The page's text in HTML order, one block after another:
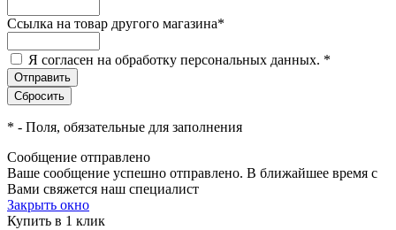
Ссылка на товар другого магазина*
Я согласен на обработку персональных данных. *
* - Поля, обязательные для заполнения
Сообщение отправлено
Ваше сообщение успешно отправлено. В ближайшее время с
Вами свяжется наш специалист
Закрыть окно
Купить в 1 клик